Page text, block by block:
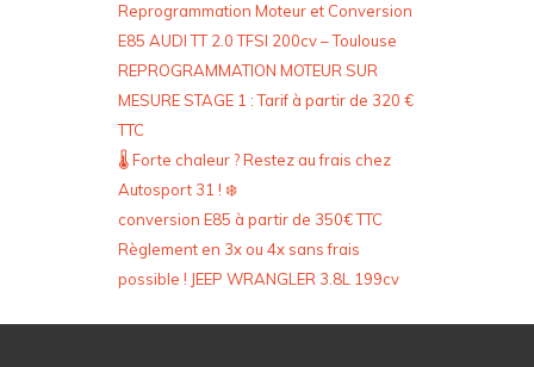
Reprogrammation Moteur et Conversion
E85 AUDI TT 2.0 TFSI 200cv – Toulouse
REPROGRAMMATION MOTEUR SUR
MESURE STAGE 1 : Tarif à partir de 320 €
TTC
🌡️ Forte chaleur ? Restez au frais chez
Autosport 31 ! ❄️
conversion E85 à partir de 350€ TTC
Règlement en 3x ou 4x sans frais
possible ! JEEP WRANGLER 3.8L 199cv